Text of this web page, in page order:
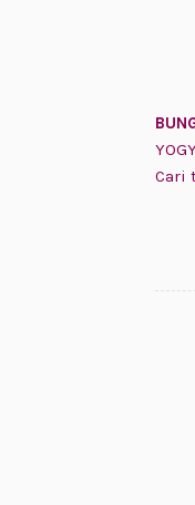
Cari